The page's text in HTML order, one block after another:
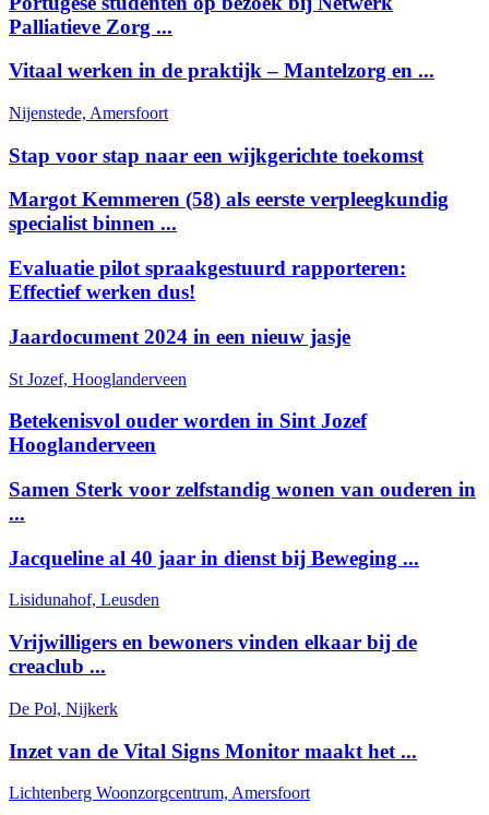
Palliatieve Zorg ...
Vitaal werken in de praktijk – Mantelzorg en ...
Nijenstede, Amersfoort
Stap voor stap naar een wijkgerichte toekomst
Margot Kemmeren (58) als eerste verpleegkundig
specialist binnen ...
Evaluatie pilot spraakgestuurd rapporteren:
Effectief werken dus!
Jaardocument 2024 in een nieuw jasje
St Jozef, Hooglanderveen
Betekenisvol ouder worden in Sint Jozef
Hooglanderveen
Samen Sterk voor zelfstandig wonen van ouderen in
...
Jacqueline al 40 jaar in dienst bij Beweging ...
Lisidunahof, Leusden
Vrijwilligers en bewoners vinden elkaar bij de
creaclub ...
De Pol, Nijkerk
Inzet van de Vital Signs Monitor maakt het ...
Lichtenberg Woonzorgcentrum, Amersfoort